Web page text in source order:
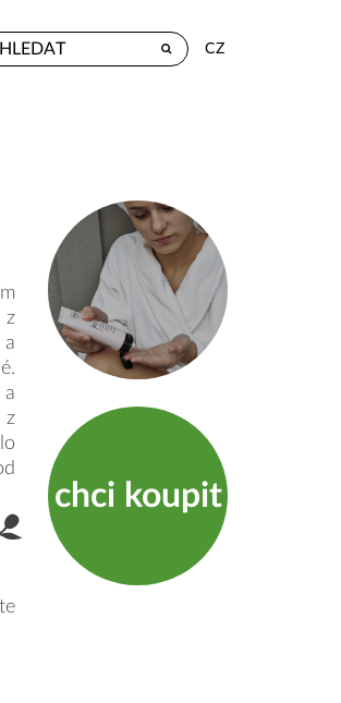
CZ
z
a
z
product.label.guide
chci koupit